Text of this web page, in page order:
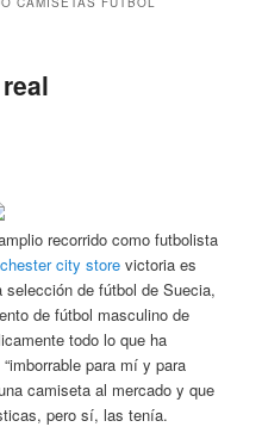
recorrido como futbolista
city store victoria es
selección de fútbol de Suecia,
de fútbol masculino de
todo lo que ha
para mí y para
camiseta al mercado y que
pero sí, las tenía.